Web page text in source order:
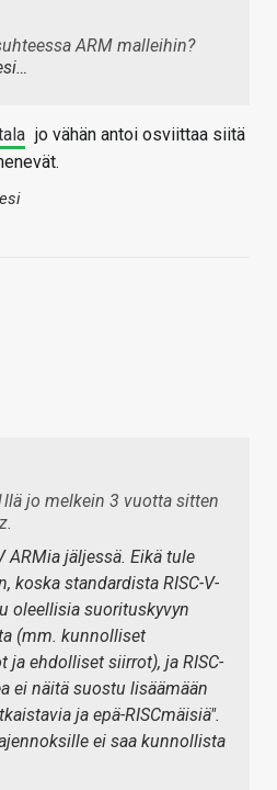
ARM malleihin?
jo vähän antoi osviittaa siitä
jo melkein 3 vuotta sitten
ARMia jäljessä. Eikä tule
koska standardista RISC-V-
oleellisia suorituskyvyn
(mm. kunnolliset
ehdolliset siirrot), ja RISC-
ei näitä suostu lisäämään
ja epä-RISCmäisiä".
ei saa kunnollista